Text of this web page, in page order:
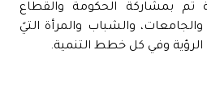
تم بمشاركة الحكومة والقطاع
والشباب والمرأة التيً
وفي كل خطط التنمية.